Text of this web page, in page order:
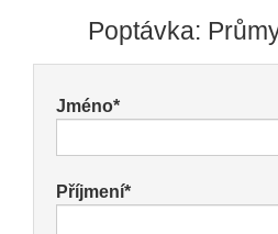
Poptávka:
Jméno*
Příjmení*